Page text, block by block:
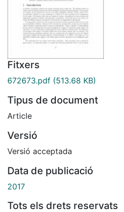
Fitxers
672673.pdf (513.68 KB)
Tipus de document
Article
Versió
Versió acceptada
Data de publicació
2017
Tots els drets reservats